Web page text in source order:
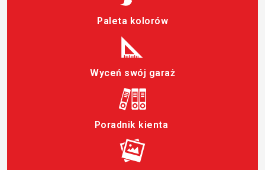
Paleta kolorów
Wyceń swój garaż
Poradnik kienta